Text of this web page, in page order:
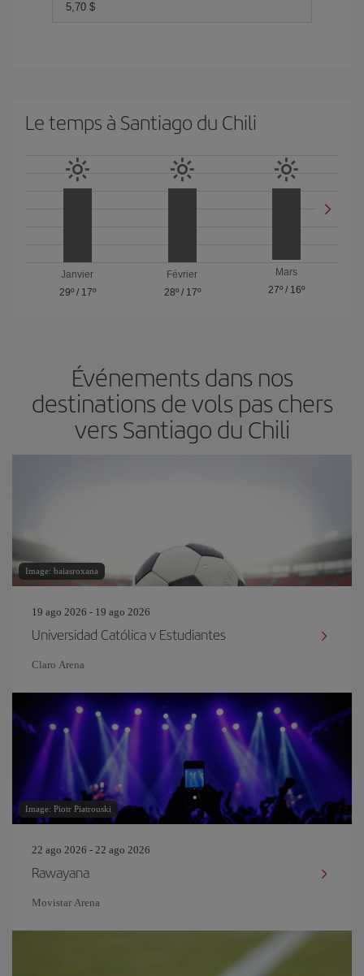
5,70 $
Le temps à Santiago du Chili
Janvier
29º/ 17º
Février
28º/ 17º
Mars
27º / 16º
Événements dans nos
destinations de vols pas chers
vers Santiago du Chili
Image: baiasroxana
19 ago 2026 - 19 ago 2026
Universidad Católica v Estudiantes
Claro Arena
Image: Piotr Piatrouski
22 ago 2026 - 22 ago 2026
Rawayana
Movistar Arena